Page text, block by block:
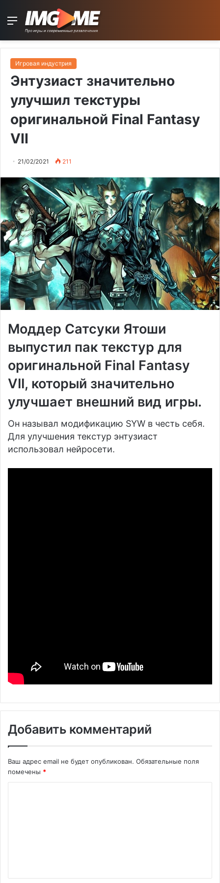
Menu
Игровая индустрия
Энтузиаст значительно
улучшил текстуры
оригинальной Final Fantasy
VII
21/02/2021 211
Моддер Сатсуки Ятоши
выпустил пак текстур для
оригинальной Final Fantasy
VII, который значительно
улучшает внешний вид игры.
Он называл модификацию SYW в честь себя.
Для улучшения текстур энтузиаст
использовал нейросети.
Добавить комментарий
Ваш адрес email не будет опубликован. Обязательные поля
помечены *
т